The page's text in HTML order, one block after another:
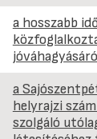
a hosszabb
a
helyrajzi
szolgáló